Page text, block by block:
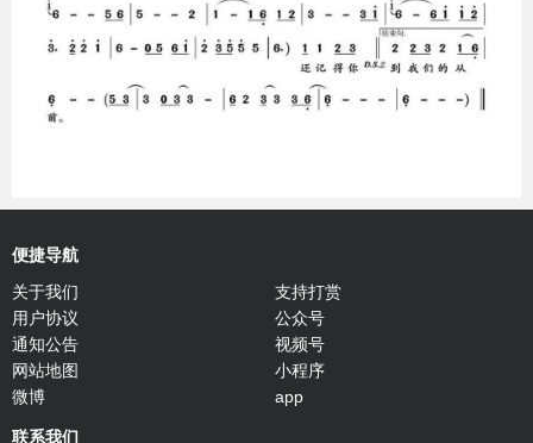
便捷导航
关于我们
用户协议
通知公告
网站地图
微博
支持打赏
公众号
视频号
小程序
app
联系我们